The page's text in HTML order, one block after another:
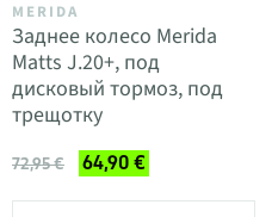
MERIDA
Заднее колесо Merida
Matts J.20+, под
дисковый тормоз, под
трещотку
72,95 € 64,90 €